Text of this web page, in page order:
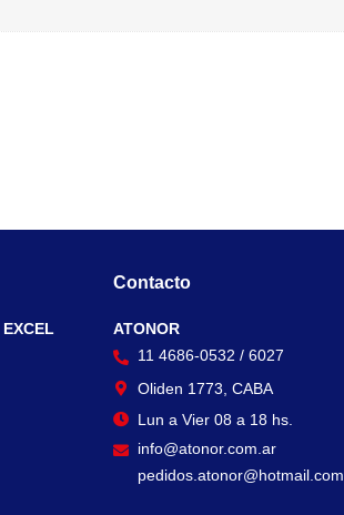
Contacto
ATONOR
11 4686-0532 / 6027
Oliden 1773, CABA
Lun a Vier 08 a 18 hs.
info@atonor.com.ar
pedidos.atonor@hotmail.com